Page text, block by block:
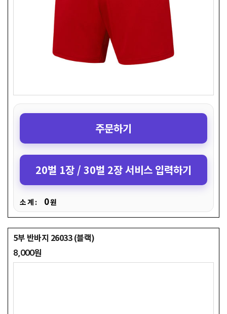
주문하기
20벌 1장 / 30벌 2장 서비스 입력하기
소 계 : 0원
5부 반바지 26033 (블랙)
8,000원